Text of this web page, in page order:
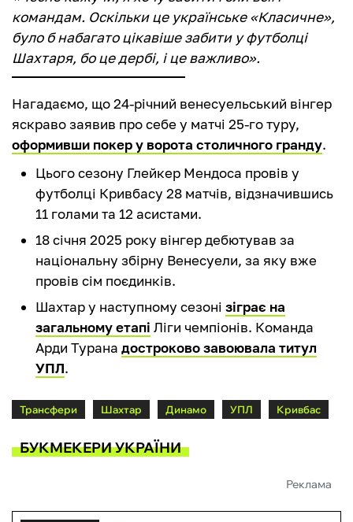
командам. Оскільки це українське «Класичне»,
було б набагато цікавіше забити у футболці
Шахтаря, бо це дербі, і це важливо».
Нагадаємо, що 24-річний венесуельський вінгер
яскраво заявив про себе у матчі 25-го туру,
оформивши покер у ворота столичного гранду.
Цього сезону Глейкер Мендоса провів у
футболці Кривбасу 28 матчів, відзначившись
11 голами та 12 асистами.
18 січня 2025 року вінгер дебютував за
національну збірну Венесуели, за яку вже
провів сім поєдинків.
Шахтар у наступному сезоні зіграє на
загальному етапі Ліги чемпіонів. Команда
Арди Турана достроково завоювала титул
УПЛ.
Трансфери Шахтар Динамо УПЛ Кривбас
БУКМЕКЕРИ УКРАЇНИ
Реклама